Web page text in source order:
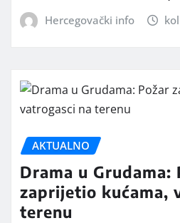
Hercegovački info
AKTUALNO
Drama u Grudama:
zaprijetio kućama,
terenu